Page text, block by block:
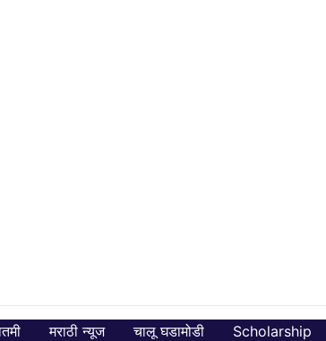
मराठी न्यूज चालू घडामोडी Scholarship